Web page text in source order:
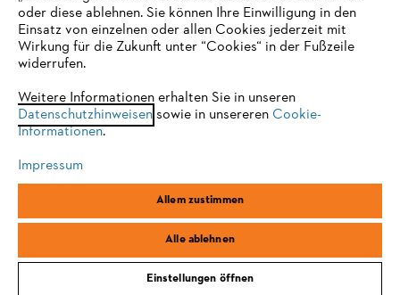
Service
Allgemeine Geschäftsbedingungen
Impressum Cookies Rechtliche Informationen
STIHL Vertriebszentrale AG & Co. KG, D-64807 Dieburg
UNTERSTÜTZT
eine optimale Nutzung unserer Seite empfehlen wir Ihnen, zu
einem der folgenden Browser zu wechseln:
Firefox Chrome
oder diese ablehnen. Sie können Ihre Einwilligung in den
Einsatz von einzelnen oder allen Cookies jederzeit mit
Wirkung für die Zukunft unter “Cookies“ in der Fußzeile
widerrufen.
Weitere Informationen erhalten Sie in unseren
Datenschutzhinweisensowie in unsereren Cookie-
Informationen.
Impressum
Allem zustimmen
Alle ablehnen
Einstellungen öffnen